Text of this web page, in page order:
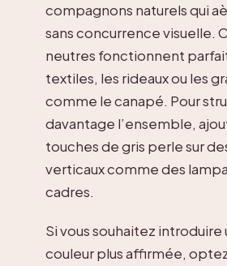
compagnons naturels qui
sans concurrence visuelle.
neutres fonctionnent
textiles, les rideaux ou les
comme le canapé. Pour
davantage l’ensemble,
touches de gris perle sur
verticaux comme des
cadres.
Si vous souhaitez
couleur plus affirmée,